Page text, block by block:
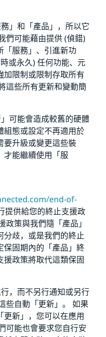
」和「產品」，所以它
們可能藉由提供 (偵錯)
「服務」、引進新功
或永久) 任何功能、元
加限制或限制存取所有
這些所有更新和變動簡
可能會造成較舊的硬體
組態或設定不再適用於
要升級或變更這些裝
才能繼續使用「服
end-of-
提供給您的終止支援政
政策與我們隨「產品」
分歧，或是我們的終止
保固期內的「產品」終
援政策將取代這類保固
，而不另行通知或另行
些自動「更新」。 如果
更新」，您可以在應用
可能也會要求您自行安